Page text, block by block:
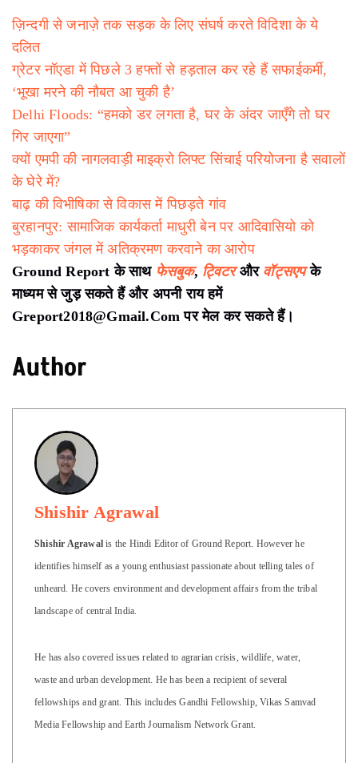
ज़िन्दगी से जनाज़े तक सड़क के लिए संघर्ष करते विदिशा के ये
दलित
ग्रेटर नॉएडा में पिछले 3 हफ्तों से हड़ताल कर रहे हैं सफाईकर्मी,
‘भूखा मरने की नौबत आ चुकी है’
Delhi Floods: “हमको डर लगता है, घर के अंदर जाएँगे तो घर
गिर जाएगा”
क्यों एमपी की नागलवाड़ी माइक्रो लिफ्ट सिंचाई परियोजना है सवालों
के घेरे में?
बाढ़ की विभीषिका से विकास में पिछड़ते गांव
बुरहानपुर: सामाजिक कार्यकर्ता माधुरी बेन पर आदिवासियो को
भड़काकर जंगल में अतिक्रमण करवाने का आरोप
Ground Report के साथ फेसबुक, ट्विटरऔर वॉट्सएपके
माध्यम से जुड़ सकते हैं और अपनी राय हमें
Greport2018@Gmail.Com पर मेल कर सकते हैं।
Author
Shishir Agrawal
Shishir Agrawalis the Hindi Editor of Ground Report. However he
identifies himself as a young enthusiast passionate about telling tales of
unheard. He covers environment and development affairs from the tribal
landscape of central India.
He has also covered issues related to agrarian crisis, wildlife, water,
waste and urban development. He has been a recipient of several
fellowships and grant. This includes Gandhi Fellowship, Vikas Samvad
Media Fellowship and Earth Journalism Network Grant.